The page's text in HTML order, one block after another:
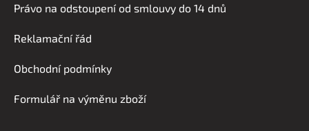
Právo na odstoupení od smlouvy do 14 dnů
Reklamační řád
Obchodní podmínky
Formulář na výměnu zboží